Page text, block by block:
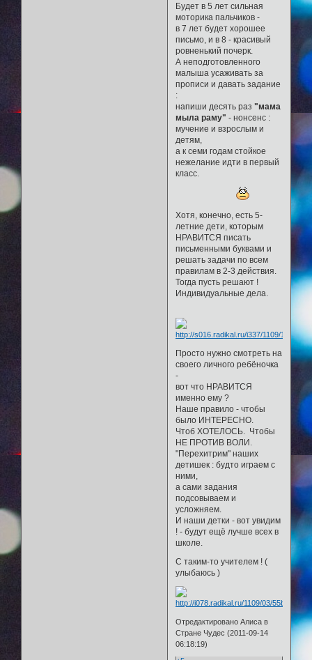
Будет в 5 лет сильная
моторика пальчиков -
в 7 лет будет хорошее
письмо, и в 8 - красивый
ровненький почерк.
А неподготовленного
малыша усаживать за
прописи и давать задание
:
напиши десять раз"мама
мыла раму" - нонсенс :
мучение и взрослым и
детям,
а к семи годам стойкое
нежелание идти в первый
класс.
Хотя, конечно, есть 5-
летние дети, которым
НРАВИТСЯ писать
письменными буквами и
решать задачи по всем
правилам в 2-3 действия.
Тогда пусть решают !
Индивидуальные дела.
Просто нужно смотреть на
своего личного ребёночка
-
вот что НРАВИТСЯ
именно ему ?
Наше правило - чтобы
было ИНТЕРЕСНО.
Чтоб ХОТЕЛОСЬ. Чтобы
НЕ ПРОТИВ ВОЛИ.
"Перехитрим" наших
детишек : будто играем с
ними,
а сами задания
подсовываем и
усложняем.
И наши детки - вот увидим
! - будут ещё лучше всех в
школе.
С таким-то учителем ! (
улыбаюсь )
Отредактировано Алиса в
Стране Чудес (2011-09-14
06:18:19)